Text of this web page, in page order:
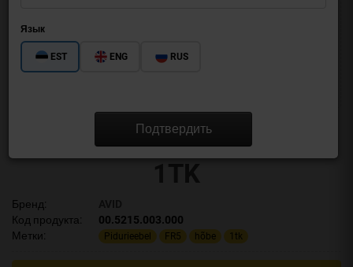
Язык
EST ENG RUS
Подтвердить
PIDURIEEBEL FR5 HÕBE
1TK
Бренд:
Код продукта:
00.5215.003.000
Метки:
Pidurieebel FR5 hõbe 1tk